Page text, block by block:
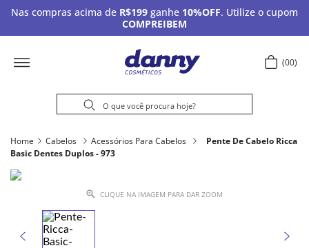
Nas compras acima de R$199 ganhe 10%OFF. Utilize o cupom
COMPREIBEM
00
Home Cabelos Acessórios Para Cabelos
Pente De Cabelo Ricca
Basic Dentes Duplos - 973
CLIQUE NA IMAGEM PARA DAR ZOOM